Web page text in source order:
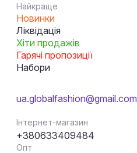
Найкраще
Новинки
Ліквідація
Хіти продажів
Гарячі пропозиції
Набори
ua.globalfashion@gmail.com
Інтернет-магазин
+380633409484
Опт